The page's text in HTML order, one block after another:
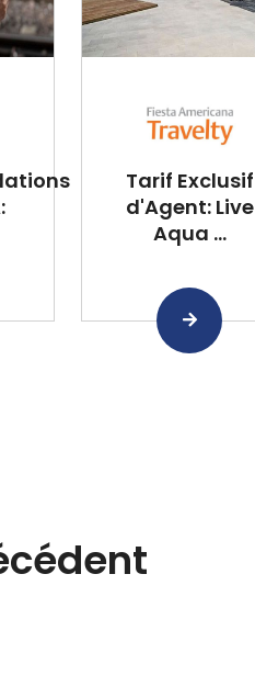
Tarif Exclusif
d'Agent: Live
Aqua ...